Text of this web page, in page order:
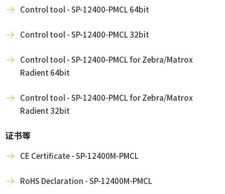
Control tool - SP-12400-PMCL 64bit
Control tool - SP-12400-PMCL 32bit
Control tool - SP-12400-PMCL for Zebra/Matrox
Radient 64bit
Control tool - SP-12400-PMCL for Zebra/Matrox
Radient 32bit
证书等
CE Certificate - SP-12400M-PMCL
RoHS Declaration - SP-12400M-PMCL